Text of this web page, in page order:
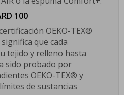
100
OEKO-TEX®
que cada
tejido y relleno hasta
sido probado por
OEKO-TEX® y
de sustancias